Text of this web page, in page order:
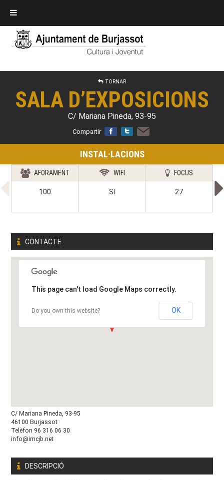
TORNAR
SALA D’EXPOSICIONS
C/ Mariana Pineda, 93-95
Compartir
INSTAL·LACIONS
AFORAMENT
100
WIFI
Sí
FOCUS
27
CONTACTE
This page can't load Google Maps correctly.
Do you own this website? OK
C/ Mariana Pineda, 93-95
46100 Burjassot
Telèfon 96 316 06 30
info@imcjb.net
DESCRIPCIÓ